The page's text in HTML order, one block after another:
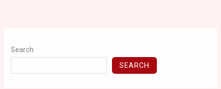
Search
SEARCH